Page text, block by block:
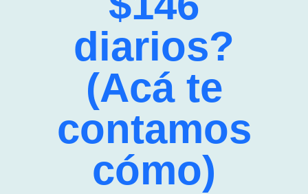
diarios?
(Acá te
contamos
cómo)